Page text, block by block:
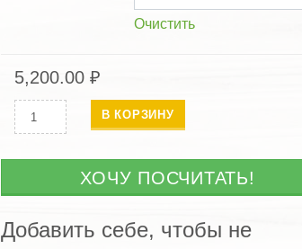
Очистить
5,200.00 ₽
Количество
Ступени
лиственницы
40
Срощенный
В КОРЗИНУ
ХОЧУ ПОСЧИТАТЬ!
Добавить себе, чтобы не